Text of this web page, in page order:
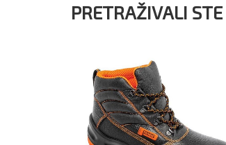
PRETRAŽIVALI STE